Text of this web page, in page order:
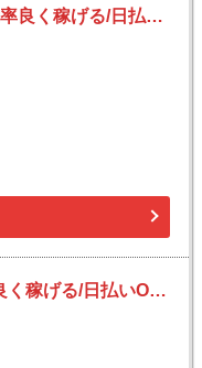
【深夜】21時～翌6時/週1日～/効率良く稼げる/日払いOK(規定有)/副業可/フリーター活躍/未経験歓迎
【深夜】0時～8時/週1日～/効率良く稼げる/日払いOK(規定有)/副業可/フリーター活躍/未経験歓迎